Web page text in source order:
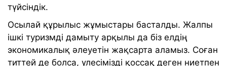
түйсіндік.
Осылай құрылыс жұмыстары басталды. Жалпы
ішкі туризмді дамыту арқылы да біз елдің
экономикалық әлеуетін жақсарта аламыз. Соған
титтей де болса, үлесімізді қоссақ деген ниетпен